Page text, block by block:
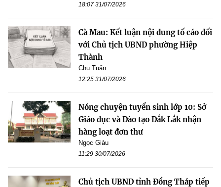
18:07 31/07/2026
Cà Mau: Kết luận nội dung tố cáo đối
với Chủ tịch UBND phường Hiệp
Thành
Chu Tuấn
12:25 31/07/2026
Nóng chuyện tuyển sinh lớp 10: Sở
Giáo dục và Đào tạo Đắk Lắk nhận
hàng loạt đơn thư
Ngọc Giàu
11:29 30/07/2026
Chủ tịch UBND tỉnh Đồng Tháp tiếp